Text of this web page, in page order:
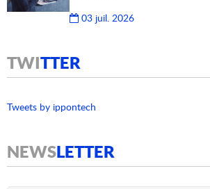
03 juil. 2026
TWITTER
Tweets by ippontech
NEWSLETTER